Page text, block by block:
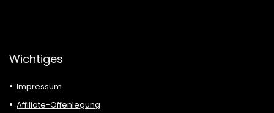
Wichtiges
Impressum
Affiliate-Offenlegung